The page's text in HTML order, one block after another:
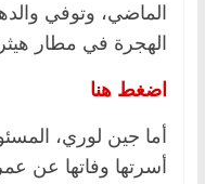
الماضي، وتوفي
الهجرة في مطار
اضغط هنا
أما جين لوري،